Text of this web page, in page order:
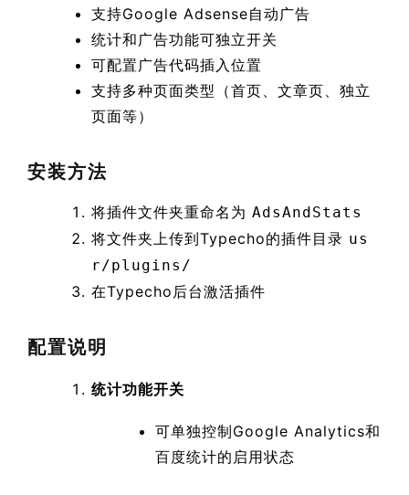
支持Google Adsense自动广告
统计和广告功能可独立开关
可配置广告代码插入位置
支持多种页面类型（首页、文章页、独立
页面等）
安装方法
将插件文件夹重命名为 AdsAndStats
将文件夹上传到Typecho的插件目录 us
r/plugins/
在Typecho后台激活插件
配置说明
统计功能开关
可单独控制Google Analytics和
百度统计的启用状态